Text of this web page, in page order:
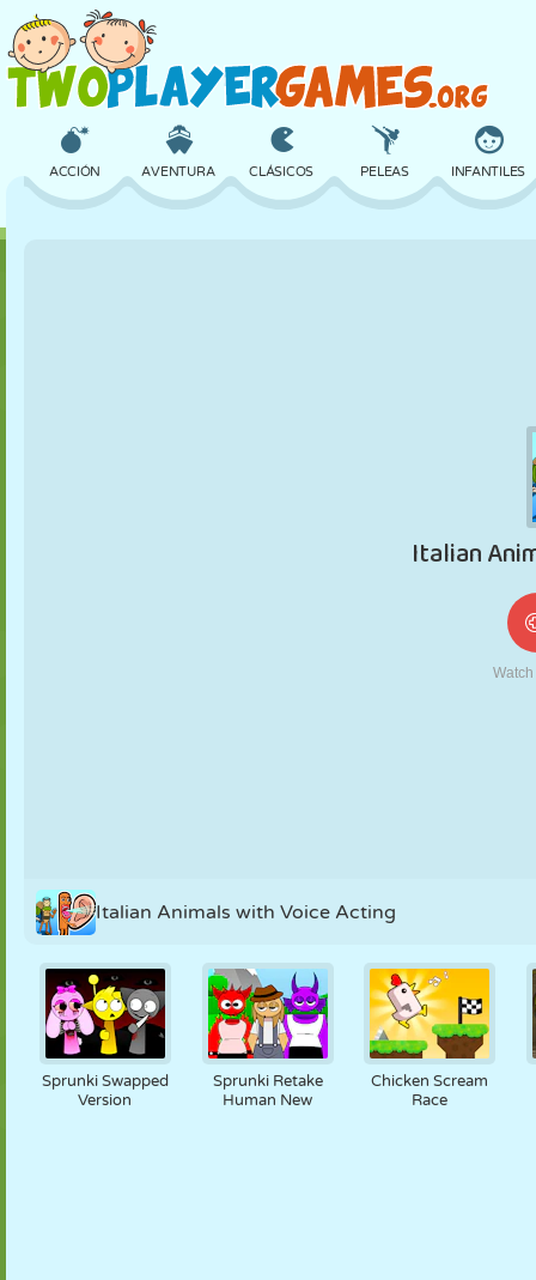
ACCIÓN AVENTURA CLÁSICOS PELEAS INFANTILES
ROBOTS
Italian Animals with Voice Acting
Sprunki Swapped
Version
Sprunki Retake
Human New
Chicken Scream
Race